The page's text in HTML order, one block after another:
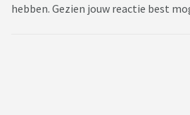
hebben. Gezien jouw reactie best